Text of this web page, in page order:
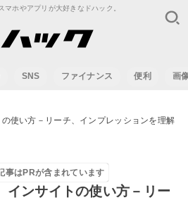
マホやアプリが大好きなドハック。
SNS ファイナンス 便利 画
の使い方－リーチ、インプレッションを理解
事はPRが含まれています
インサイトの使い方－リー